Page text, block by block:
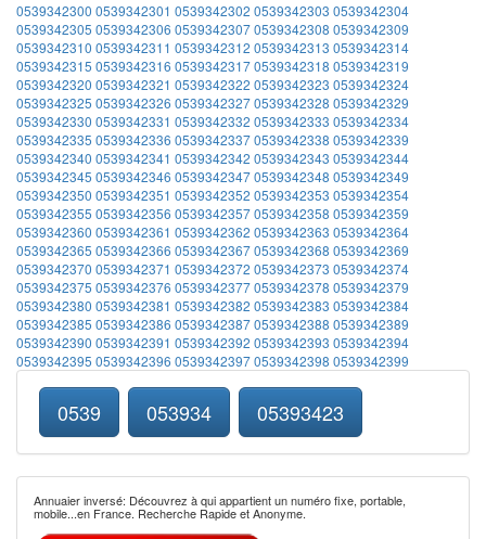
0539342300 0539342301 0539342302 0539342303 0539342304
0539342305 0539342306 05393423070539342308 0539342309
0539342310 0539342311 0539342312 0539342313 0539342314
0539342315 0539342316 05393423170539342318 0539342319
0539342320 0539342321 0539342322 0539342323 0539342324
0539342325 0539342326 05393423270539342328 0539342329
0539342330 0539342331 0539342332 0539342333 0539342334
0539342335 0539342336 05393423370539342338 0539342339
0539342340 0539342341 0539342342 0539342343 0539342344
0539342345 0539342346 05393423470539342348 0539342349
0539342350 0539342351 0539342352 0539342353 0539342354
0539342355 0539342356 05393423570539342358 0539342359
0539342360 0539342361 0539342362 0539342363 0539342364
0539342365 0539342366 05393423670539342368 0539342369
0539342370 0539342371 0539342372 0539342373 0539342374
0539342375 0539342376 05393423770539342378 0539342379
0539342380 0539342381 0539342382 0539342383 0539342384
0539342385 0539342386 05393423870539342388 0539342389
0539342390 0539342391 0539342392 0539342393 0539342394
0539342395 0539342396 05393423970539342398 0539342399
0539 053934 05393423
Annuaier inversé: Découvrez à qui appartient un numéro fixe, portable,
mobile...en France. Recherche Rapide et Anonyme.